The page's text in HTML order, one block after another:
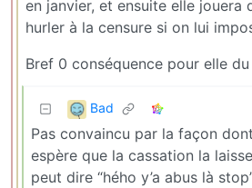
en janvier, et ensuite elle jouera
hurler à la censure si on lui
Bref 0 conséquence pour elle
Bad
Pas convaincu par la façon
espère que la cassation la
peut dire “hého y’a abus là